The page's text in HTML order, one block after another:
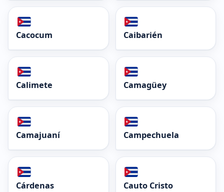
Cacocum Caibarién
Calimete Camagüey
Camajuaní Campechuela
Cárdenas Cauto Cristo